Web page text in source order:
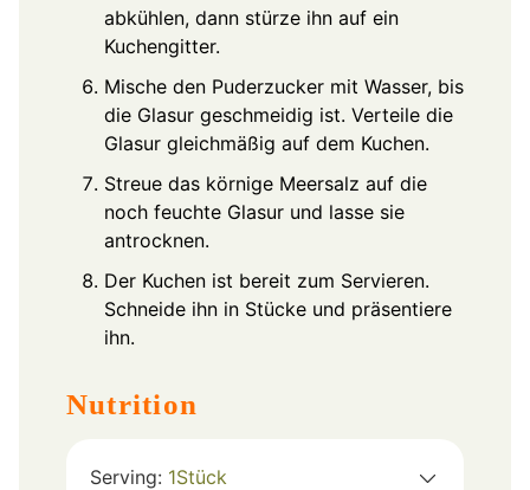
abkühlen, dann stürze ihn auf ein
Kuchengitter.
Mische den Puderzucker mit Wasser, bis
die Glasur geschmeidig ist. Verteile die
Glasur gleichmäßig auf dem Kuchen.
Streue das körnige Meersalz auf die
noch feuchte Glasur und lasse sie
antrocknen.
Der Kuchen ist bereit zum Servieren.
Schneide ihn in Stücke und präsentiere
ihn.
Nutrition
Serving: 1Stück